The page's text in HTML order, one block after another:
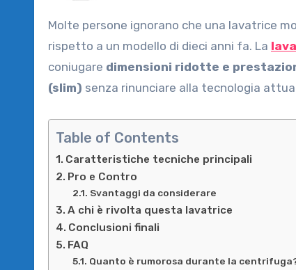
Molte persone ignorano che una lavatrice moderna può ridurre il consumo elettrico del quaranta per cento
rispetto a un modello di dieci anni fa. La
coniugare dimensioni ridotte e
(slim) senza rinunciare alla tecnologia
Table of Contents
Caratteristiche tecniche principali
Pro e Contro
Svantaggi da considerare
A chi è rivolta questa lavatrice
Conclusioni finali
FAQ
Quanto è rumorosa durante la